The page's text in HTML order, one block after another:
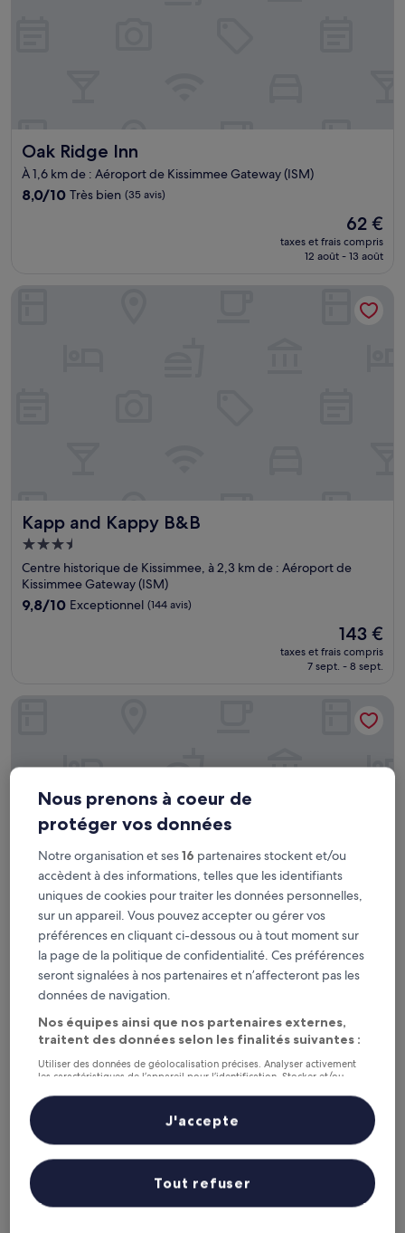
Oak Ridge Inn
Oak Ridge Inn
À 1,6 km de : Aéroport de Kissimmee Gateway (ISM)
8.0
8,0/10 Très bien (35 avis)
Le
nouveau
prix
62 €
62 €
taxes et frais compris
12 août - 13 août
Kapp and Kappy B&B
Kapp and Kappy B&B
Hébergement
3.5 étoiles
Centre historique de Kissimmee, à 2,3 km de : Aéroport de
Kissimmee Gateway (ISM)
9.8
9,8/10 Exceptionnel (144 avis)
Le
nouveau
prix
de
143 €
143 €
taxes et frais compris
7 sept. - 8 sept.
Kapp and Kappy B&B
Park Royal Orlando
Park Royal Orlando
Hébergement
2.5 étoiles
À 1,8 km de : Aéroport de Kissimmee Gateway (ISM)
8.2
Très
bien,
(1 011 avis)
8,2/10 Très bien (1 011 avis)
Le
nouveau
prix
49 €
49 €
taxes et frais compris
10 août - 11 août
Home 1 Suites Extended Stay - Kissimmee
Nous prenons à coeur de
protéger vos données
Notre organisation et ses16 partenaires stockent et/ou
accèdent à des informations, telles que les identifiants
uniques de cookies pour traiter les données personnelles,
sur un appareil. Vous pouvez accepter ou gérer vos
préférences en cliquant ci-dessous ou à tout moment sur
la page de la politique de confidentialité. Ces préférences
seront signalées à nos partenaires et n’affecteront pas les
données de navigation.
Nos équipes ainsi que nos partenaires externes,
traitent des données selon les finalités suivantes :
Utiliser des données de géolocalisation précises. Analyser activement
les caractéristiques de l’appareil pour l’identification. Stocker et/ou
personnalisés, mesure de performance des publicités et du contenu,
études d’audience et développement de services.
Liste de nos partenaires (fournisseurs)
Tout refuser
J'accepte